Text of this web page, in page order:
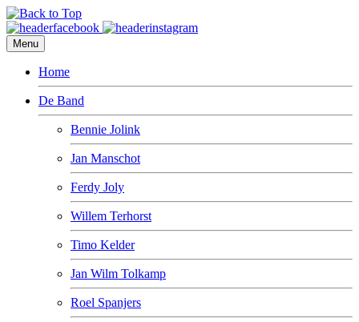
Menu
Home
De Band
Bennie Jolink
Jan Manschot
Ferdy Joly
Willem Terhorst
Timo Kelder
Jan Wilm Tolkamp
Roel Spanjers